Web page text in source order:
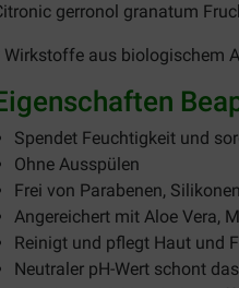
gerronol granatum
Wirkstoffe aus biologischem
Spendet Feuchtigkeit und
Ohne Ausspülen
Frei von Parabenen,
Angereichert mit Aloe Vera,
Reinigt und pflegt Haut und
Neutraler pH-Wert schont